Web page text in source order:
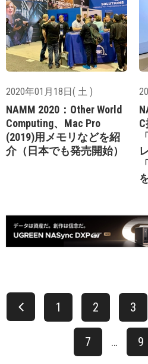
2020年01月18日( 土 )
NAMM 2020：Other World
Computing、Mac Pro
(2019)用メモリなどを紹
介（日本でも発売開始）
1 2 3
7 … 9